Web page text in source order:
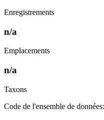
Enregistrements
n/a
Emplacements
n/a
Taxons
Code de l'ensemble de